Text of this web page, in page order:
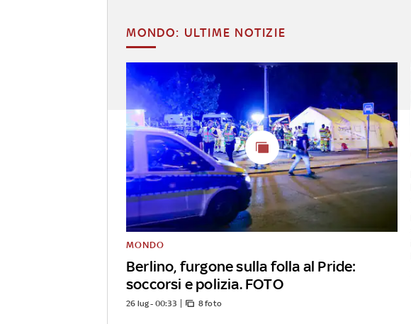
MONDO: ULTIME NOTIZIE
Berlino, furgone sulla folla al Pride:
soccorsi e polizia. FOTO
MONDO
26 lug - 00:33 8 foto